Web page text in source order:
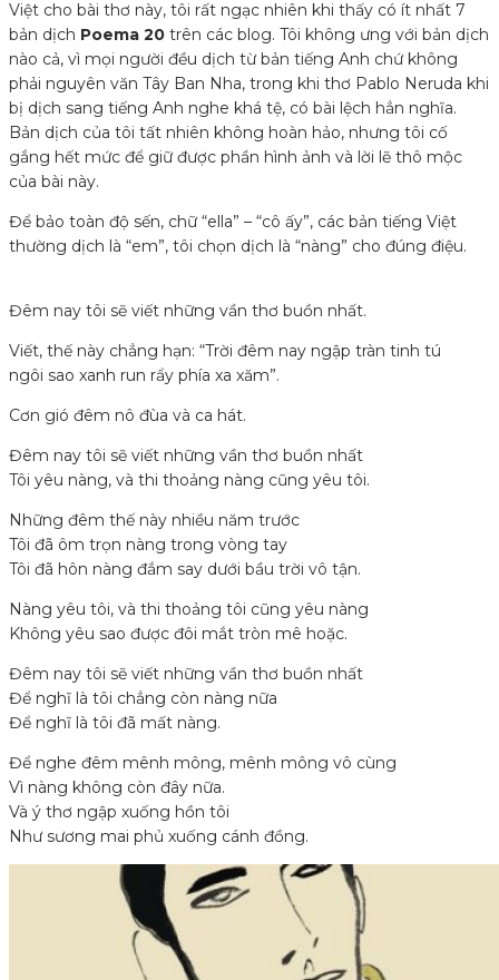
Việt cho bài thơ này, tôi rất ngạc nhiên khi thấy có ít nhất 7
bản dịch Poema 20 trên các blog. Tôi không ưng với bản dịch
nào cả, vì mọi người đều dịch từ bản tiếng Anh chứ không
phải nguyên văn Tây Ban Nha, trong khi thơ Pablo Neruda khi
bị dịch sang tiếng Anh nghe khá tệ, có bài lệch hẳn nghĩa.
Bản dịch của tôi tất nhiên không hoàn hảo, nhưng tôi cố
gắng hết mức để giữ được phần hình ảnh và lời lẽ thô mộc
của bài này.
Để bảo toàn độ sến, chữ “ella” – “cô ấy”, các bản tiếng Việt
thường dịch là “em”, tôi chọn dịch là “nàng” cho đúng điệu.
Đêm nay tôi sẽ viết những vần thơ buồn nhất.
Viết, thế này chẳng hạn: “Trời đêm nay ngập tràn tinh tú
ngôi sao xanh run rẩy phía xa xăm”.
Cơn gió đêm nô đùa và ca hát.
Đêm nay tôi sẽ viết những vần thơ buồn nhất
Tôi yêu nàng, và thi thoảng nàng cũng yêu tôi.
Những đêm thế này nhiều năm trước
Tôi đã ôm trọn nàng trong vòng tay
Tôi đã hôn nàng đắm say dưới bầu trời vô tận.
Nàng yêu tôi, và thi thoảng tôi cũng yêu nàng
Không yêu sao được đôi mắt tròn mê hoặc.
Đêm nay tôi sẽ viết những vần thơ buồn nhất
Để nghĩ là tôi chẳng còn nàng nữa
Để nghĩ là tôi đã mất nàng.
Để nghe đêm mênh mông, mênh mông vô cùng
Vì nàng không còn đây nữa.
Và ý thơ ngập xuống hồn tôi
Như sương mai phủ xuống cánh đồng.